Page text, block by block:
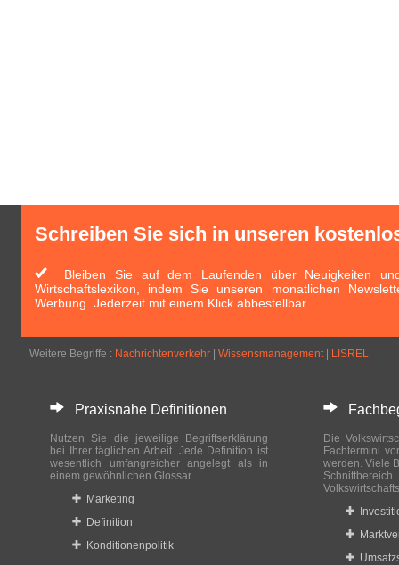
Schreiben Sie sich in unseren
Bleiben Sie auf dem Laufenden über Neuigkeiten
Wirtschaftslexikon, indem Sie unseren monatlichen
Werbung. Jederzeit mit einem Klick abbestellbar.
Weitere Begriffe : Nachrichtenverkehr Wissensmanagement| LISREL
Praxisnahe Definitionen
Nutzen Sie die jeweilige Begriffserklärung
bei Ihrer täglichen Arbeit. Jede Definition ist
wesentlich umfangreicher angelegt als in
einem gewöhnlichen Glossar.
Marketing
Definition
Konditionenpolitik
Die
Fachtermini
werden. Viele